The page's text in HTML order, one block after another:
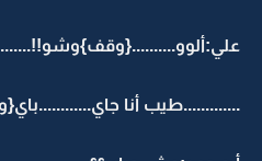
.............طيب أنا